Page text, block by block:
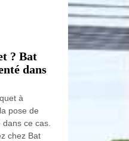
? Bat
dans
à
pose de
ce cas.
chez Bat